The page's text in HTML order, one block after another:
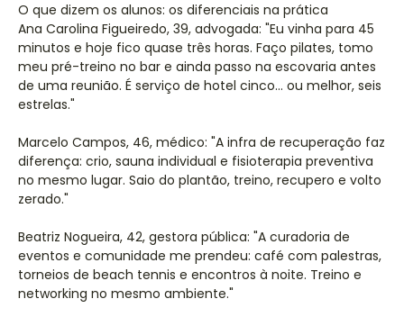
O que dizem os alunos: os diferenciais na prática
Ana Carolina Figueiredo, 39, advogada: "Eu vinha para 45
minutos e hoje fico quase três horas. Faço pilates, tomo
meu pré-treino no bar e ainda passo na escovaria antes
de uma reunião. É serviço de hotel cinco… ou melhor, seis
estrelas."
Marcelo Campos, 46, médico: "A infra de recuperação faz
diferença: crio, sauna individual e fisioterapia preventiva
no mesmo lugar. Saio do plantão, treino, recupero e volto
zerado."
Beatriz Nogueira, 42, gestora pública: "A curadoria de
eventos e comunidade me prendeu: café com palestras,
torneios de beach tennis e encontros à noite. Treino e
networking no mesmo ambiente."